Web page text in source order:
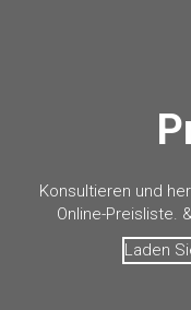
Konsultieren und
Online-Preisliste.
Laden